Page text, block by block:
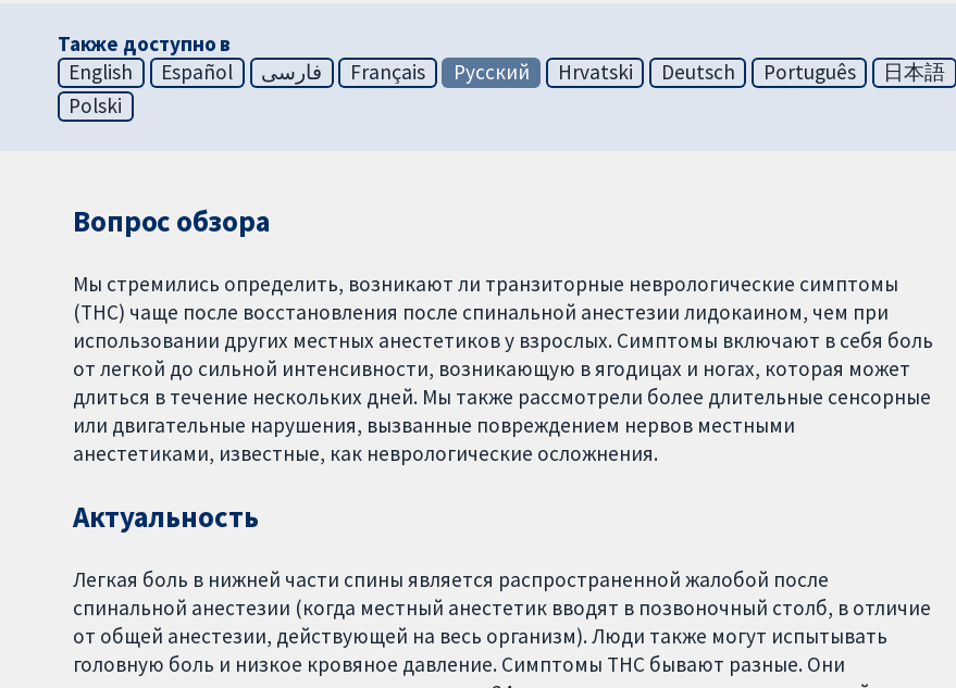
Также доступно в
English
Español فارسی Français Русский Hrvatski Deutsch Português 日本語
Polski
Вопрос обзора
Мы стремились определить, возникают ли транзиторные неврологические симптомы
(ТНС) чаще после восстановления после спинальной анестезии лидокаином, чем при
использовании других местных анестетиков у взрослых. Симптомы включают в себя боль
от легкой до сильной интенсивности, возникающую в ягодицах и ногах, которая может
длиться в течение нескольких дней. Мы также рассмотрели более длительные сенсорные
или двигательные нарушения, вызванные повреждением нервов местными
анестетиками, известные, как неврологические осложнения.
Актуальность
Легкая боль в нижней части спины является распространенной жалобой после
спинальной анестезии (когда местный анестетик вводят в позвоночный столб, в отличие
от общей анестезии, действующей на весь организм). Люди также могут испытывать
головную боль и низкое кровяное давление. Симптомы ТНС бывают разные. Они